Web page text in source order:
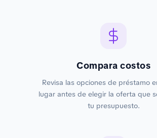
Compara costos
Revisa las opciones de préstamo
lugar antes de elegir la oferta que
tu presupuesto.